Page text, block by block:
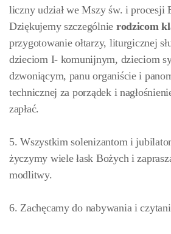
liczny udział we Mszy św. i procesji
Dziękujemy szczególnie rodzicom
przygotowanie ołtarzy, liturgicznej
dzieciom I- komunijnym, dzieciom
dzwoniącym, panu organiście i
technicznej za porządek i
zapłać.
5. Wszystkim solenizantom i
życzymy wiele łask Bożych i
modlitwy.
6. Zachęcamy do nabywania i